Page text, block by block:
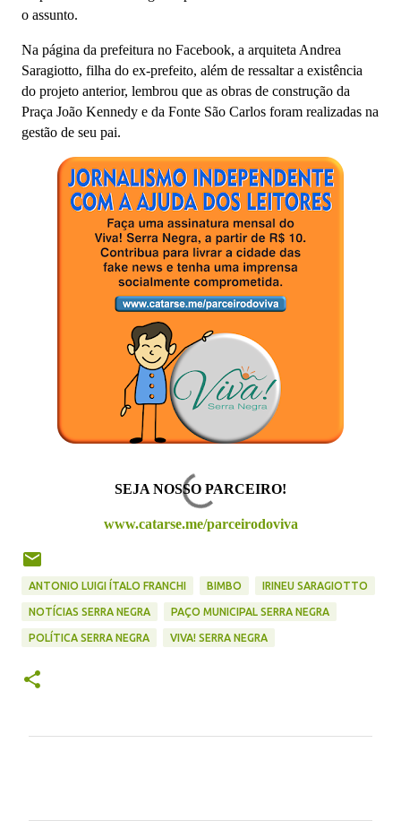
o assunto.
Na página da prefeitura no Facebook, a arquiteta Andrea
Saragiotto, filha do ex-prefeito, além de ressaltar a existência
do projeto anterior, lembrou que as obras de construção da
Praça João Kennedy e da Fonte São Carlos foram realizadas na
gestão de seu pai.
SEJA NOSSO PARCEIRO!
www.catarse.me/parceirodoviva
ANTONIO LUIGI ÍTALO FRANCHI BIMBO IRINEU SARAGIOTTO
NOTÍCIAS SERRA NEGRA PAÇO MUNICIPAL SERRA NEGRA
POLÍTICA SERRA NEGRA VIVA! SERRA NEGRA